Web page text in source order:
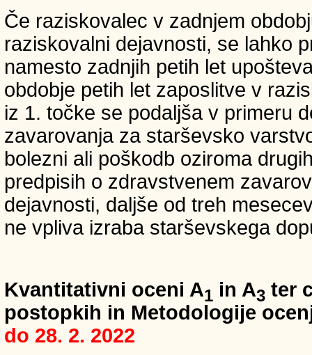
Če raziskovalec v zadnjem
raziskovalni dejavnosti, se lahko
namesto zadnjih petih let
obdobje petih let zaposlitve v
iz 1. točke se podaljša v primeru
zavarovanja za starševsko
bolezni ali poškodb oziroma
predpisih o zdravstvenem
dejavnosti, daljše od treh
ne vpliva izraba starševskega
Kvantitativni oceni A1 in A3 ter
postopkih in Metodologije
do 28. 2. 2022